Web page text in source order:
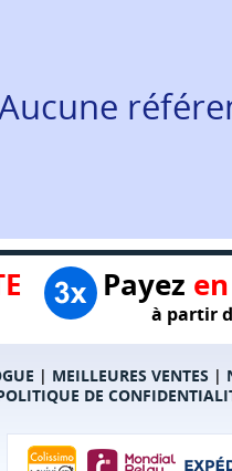
Payez
à partir
| MEILLEURES VENTES |
DE